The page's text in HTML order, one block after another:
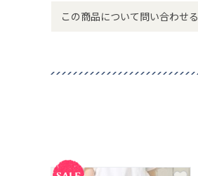
この商品について問い合わせる